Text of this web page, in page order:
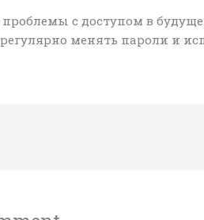
проблемы с доступом в
менять пароли и